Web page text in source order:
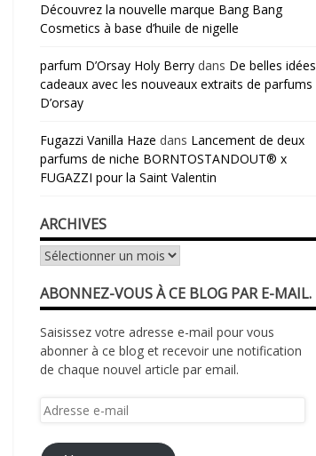
Découvrez la nouvelle marque Bang Bang
Cosmetics à base d’huile de nigelle
parfum D’Orsay Holy Berry dans De belles idées
cadeaux avec les nouveaux extraits de parfums
D’orsay
Fugazzi Vanilla Haze dans Lancement de deux
parfums de niche BORNTOSTANDOUT® x
FUGAZZI pour la Saint Valentin
ARCHIVES
Archives
ABONNEZ-VOUS À CE BLOG PAR E-MAIL.
Saisissez votre adresse e-mail pour vous
abonner à ce blog et recevoir une notification
de chaque nouvel article par email.
Adresse
mail